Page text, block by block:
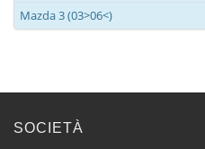
Mazda 3 (03>06<)
SOCIETÀ